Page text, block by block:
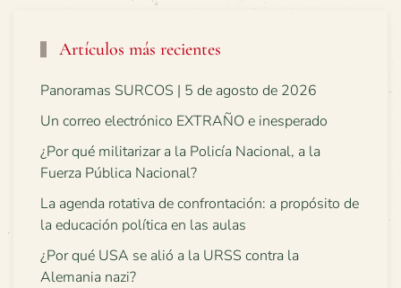
Artículos más recientes
Panoramas SURCOS | 5 de agosto de 2026
Un correo electrónico EXTRAÑO e inesperado
¿Por qué militarizar a la Policía Nacional, a la
Fuerza Pública Nacional?
La agenda rotativa de confrontación: a propósito de
la educación política en las aulas
¿Por qué USA se alió a la URSS contra la
Alemania nazi?